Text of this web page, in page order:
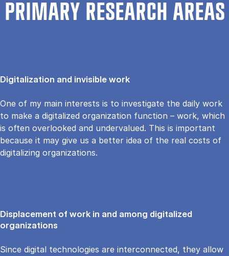
PRIMARY RESEARCH AREAS
Digitalization and invisible work
One of my main interests is to investigate the daily work
to make a digitalized organization function – work, which
is often overlooked and undervalued. This is important
because it may give us a better idea of the real costs of
digitalizing organizations.
Displacement of work in and among digitalized
organizations
Since digital technologies are interconnected, they allow